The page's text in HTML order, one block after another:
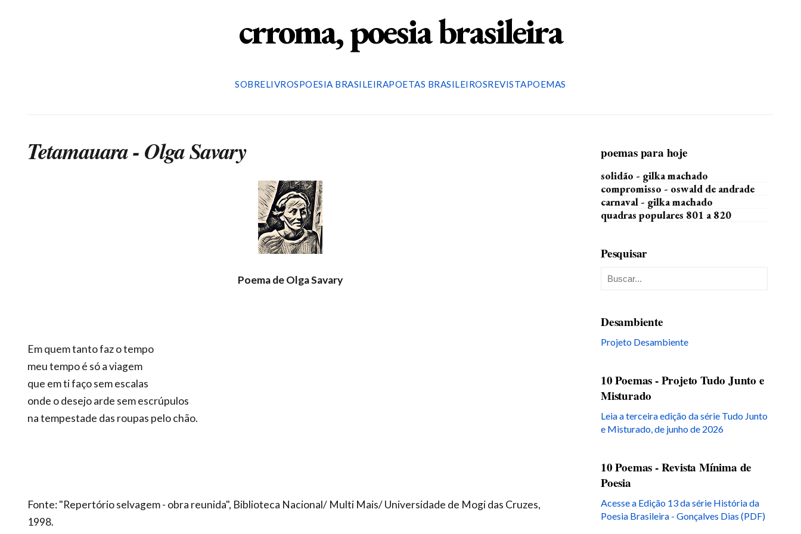
crroma, poesia brasileira
SOBRELIVROSPOESIA BRASILEIRAPOETAS BRASILEIROSREVISTAPOEMAS
Tetamauara - Olga Savary
Poema de Olga Savary
Em quem tanto faz o tempo
meu tempo é só a viagem
que em ti faço sem escalas
onde o desejo arde sem escrúpulos
na tempestade das roupas pelo chão.
Fonte: "Repertório selvagem - obra reunida", Biblioteca Nacional/ Multi Mais/ Universidade de Mogi das Cruzes,
1998.
poemas para hoje
solidão - gilka machado
compromisso - oswald de andrade
carnaval - gilka machado
quadras populares 801 a 820
Pesquisar
Desambiente
Projeto Desambiente
10 Poemas - Projeto Tudo Junto e
Misturado
Leia a terceira edição da série Tudo Junto
e Misturado, de junho de 2026
10 Poemas - Revista Mínima de
Poesia
Acesse a Edição 13 da série História da
Poesia Brasileira - Gonçalves Dias (PDF)